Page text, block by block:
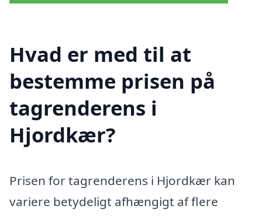
Hvad er med til at
bestemme prisen på
tagrenderens i
Hjordkær?
Prisen for tagrenderens i Hjordkær kan
variere betydeligt afhængigt af flere